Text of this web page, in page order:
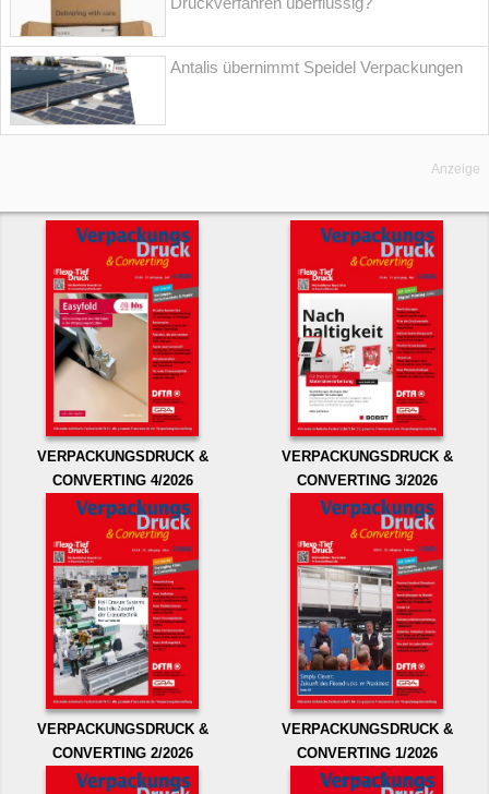
Antalis übernimmt Speidel Verpackungen
Anzeige
VERPACKUNGSDRUCK &
CONVERTING 4/2026
VERPACKUNGSDRUCK &
CONVERTING 3/2026
VERPACKUNGSDRUCK &
CONVERTING 2/2026
VERPACKUNGSDRUCK &
CONVERTING 1/2026